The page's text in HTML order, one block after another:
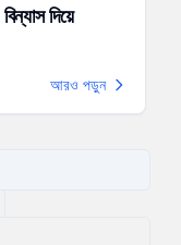
দিয়ে
আরও পড়ুন